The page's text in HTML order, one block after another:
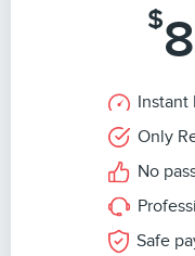
$
Instant
Only
No
Safe